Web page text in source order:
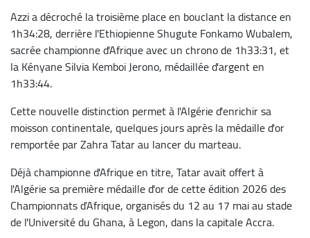
Azzi a décroché la troisième place en bouclant la distance en
1h34:28, derrière l'Ethiopienne Shugute Fonkamo Wubalem,
sacrée championne d'Afrique avec un chrono de 1h33:31, et
la Kényane Silvia Kemboi Jerono, médaillée d'argent en
1h33:44.
Cette nouvelle distinction permet à l'Algérie d'enrichir sa
moisson continentale, quelques jours après la médaille d'or
remportée par Zahra Tatar au lancer du marteau.
Déjà championne d'Afrique en titre, Tatar avait offert à
l'Algérie sa première médaille d'or de cette édition 2026 des
Championnats d’Afrique, organisés du 12 au 17 mai au stade
de l'Université du Ghana, à Legon, dans la capitale Accra.